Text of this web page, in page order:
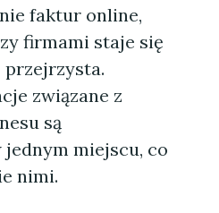
faktur online,
firmami staje się
związane z
są
miejscu, co
nimi.